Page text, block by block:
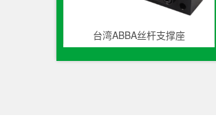
台湾ABBA丝杆支撑座